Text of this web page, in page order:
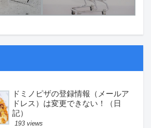
ドミノピザの登録情報（メールア
ドレス）は変更できない！（日
記）
193 views